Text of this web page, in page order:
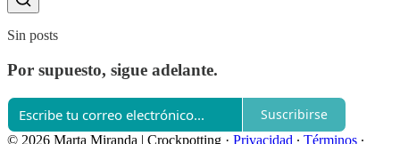
Sin posts
Por supuesto, sigue adelante.
Suscribirse
© 2026 Marta Miranda | Crockpotting · Privacidad ∙ Términos ∙